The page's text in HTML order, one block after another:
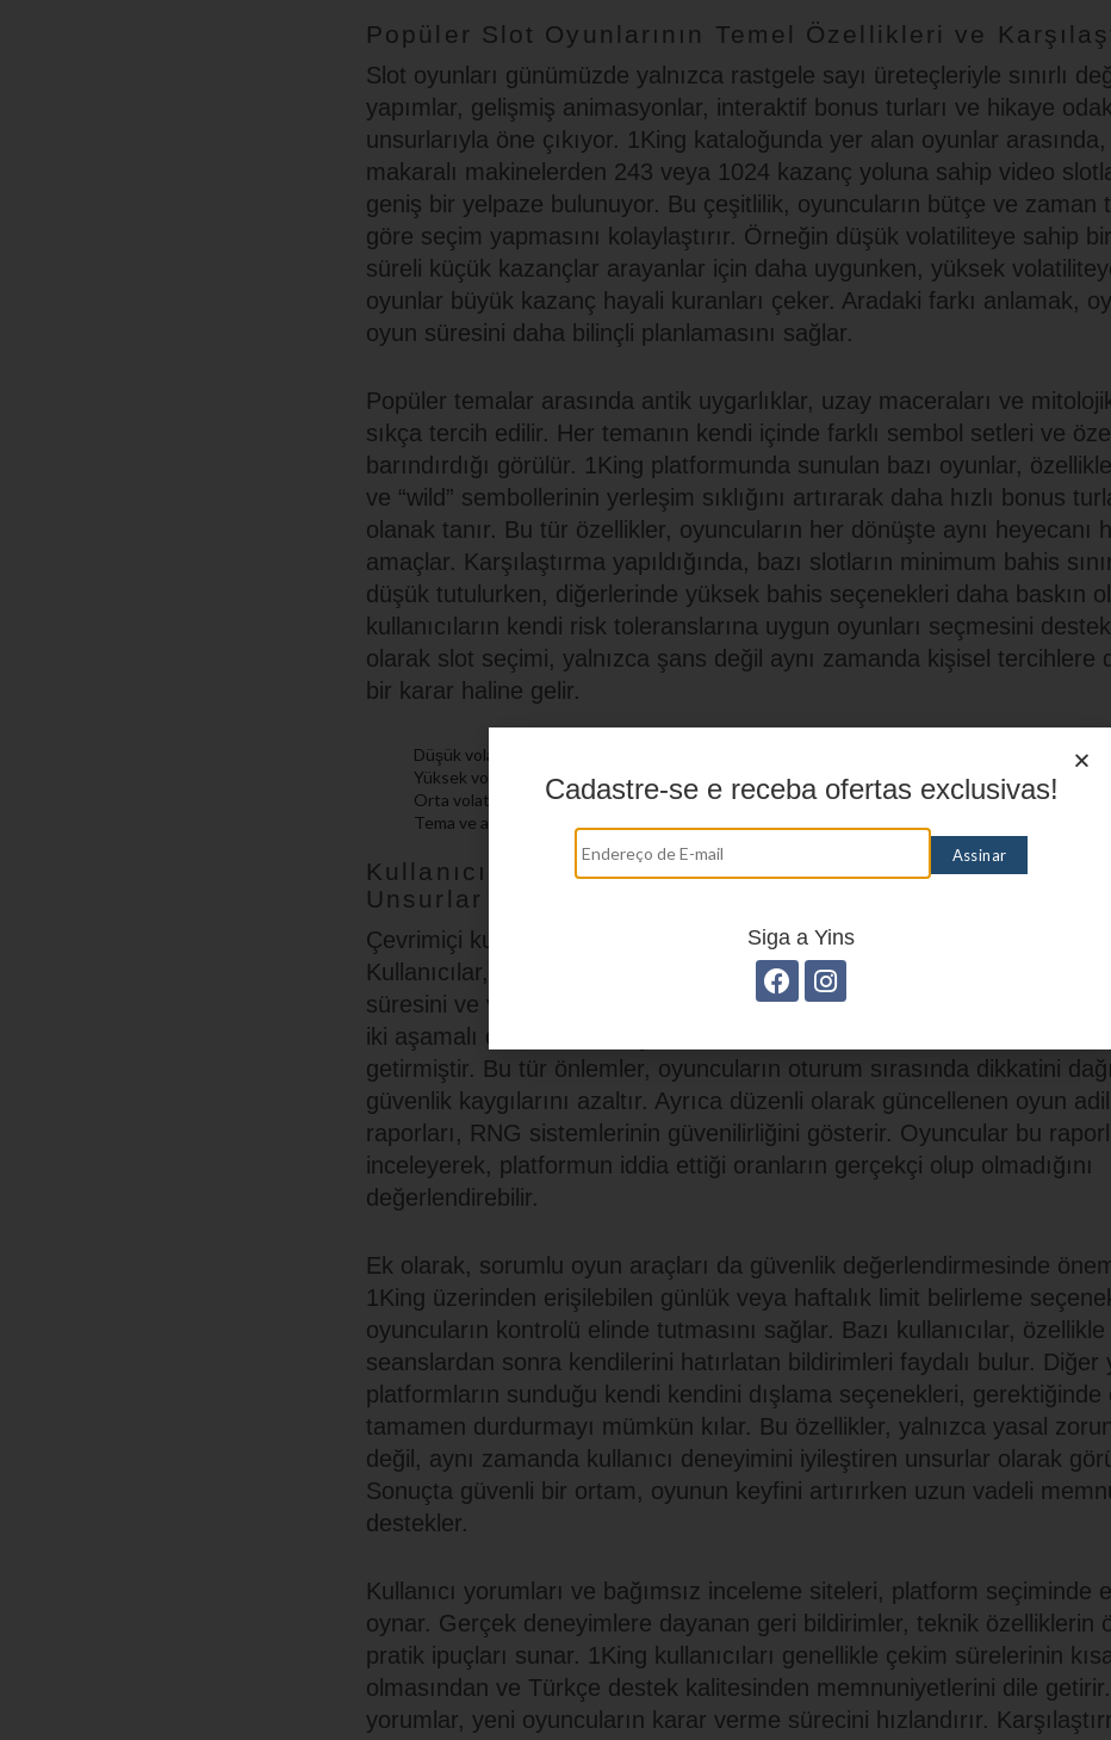
Popüler Slot Oyunlarının Temel Özellikleri ve
Slot oyunları günümüzde yalnızca rastgele sayı üreteçleriyle sınırlı
yapımlar, gelişmiş animasyonlar, interaktif bonus turları ve hikaye
unsurlarıyla öne çıkıyor. 1King kataloğunda yer alan oyunlar
makaralı makinelerden 243 veya 1024 kazanç yoluna sahip video
geniş bir yelpaze bulunuyor. Bu çeşitlilik, oyuncuların bütçe ve zaman
göre seçim yapmasını kolaylaştırır. Örneğin düşük volatiliteye sahip
süreli küçük kazançlar arayanlar için daha uygunken, yüksek
oyunlar büyük kazanç hayali kuranları çeker. Aradaki farkı anlamak,
oyun süresini daha bilinçli planlamasını sağlar.
Popüler temalar arasında antik uygarlıklar, uzay maceraları ve
sıkça tercih edilir. Her temanın kendi içinde farklı sembol setleri ve
barındırdığı görülür. 1King platformunda sunulan bazı oyunlar,
ve “wild” sembollerinin yerleşim sıklığını artırarak daha hızlı bonus
olanak tanır. Bu tür özellikler, oyuncuların her dönüşte aynı heyecanı
amaçlar. Karşılaştırma yapıldığında, bazı slotların minimum bahis
düşük tutulurken, diğerlerinde yüksek bahis seçenekleri daha baskın
kullanıcıların kendi risk toleranslarına uygun oyunları seçmesini
olarak slot seçimi, yalnızca şans değil aynı zamanda kişisel tercihlere
bir karar haline gelir.
Düşük volatilite oyunlar uzun oturumlar için daha dengeli yapı sunar.
Yüksek volatilite oyunlar nadir ancak büyük kazanç potansiyeli taşır.
Orta volatilite seçenekler hem küçük hem büyük ödülleri dengeler.
Tema ve animasyon kalitesi, uzun süreli oyun keyfini belirleyen önemli faktördür.
Kullanıcı Güvenliği ve Platform Seçiminde Dikkat
Unsurlar
Çevrimiçi kumar platformlarında güvenlik, yalnızca lisans bilgisiyle
Kullanıcılar, para yatırma ve çekme süreçlerinin hızını, müşteri
süresini ve veri şifreleme yöntemlerini de yakından inceler. 1King gibi
iki aşamalı doğrulama ve şifreli bağlantı gibi teknik önlemleri standart
getirmiştir. Bu tür önlemler, oyuncuların oturum sırasında dikkatini
güvenlik kaygılarını azaltır. Ayrıca düzenli olarak güncellenen oyun
raporları, RNG sistemlerinin güvenilirliğini gösterir. Oyuncular bu
inceleyerek, platformun iddia ettiği oranların gerçekçi olup olmadığını
değerlendirebilir.
Ek olarak, sorumlu oyun araçları da güvenlik değerlendirmesinde
1King üzerinden erişilebilen günlük veya haftalık limit belirleme
oyuncuların kontrolü elinde tutmasını sağlar. Bazı kullanıcılar,
seanslardan sonra kendilerini hatırlatan bildirimleri faydalı bulur. Diğer
platformların sunduğu kendi kendini dışlama seçenekleri, gerektiğinde
tamamen durdurmayı mümkün kılar. Bu özellikler, yalnızca yasal
değil, aynı zamanda kullanıcı deneyimini iyileştiren unsurlar olarak
Sonuçta güvenli bir ortam, oyunun keyfini artırırken uzun vadeli
destekler.
Kullanıcı yorumları ve bağımsız inceleme siteleri, platform seçiminde
oynar. Gerçek deneyimlere dayanan geri bildirimler, teknik özelliklerin
pratik ipuçları sunar. 1King kullanıcıları genellikle çekim sürelerinin
olmasından ve Türkçe destek kalitesinden memnuniyetlerini dile
yorumlar, yeni oyuncuların karar verme sürecini hızlandırır.
Cadastre-se e receba ofertas exclusivas!
Siga a Yins